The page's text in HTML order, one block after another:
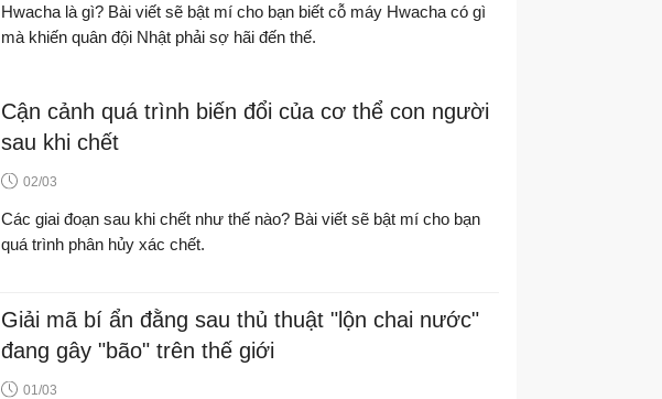
Hwacha là gì? Bài viết sẽ bật mí cho bạn biết cỗ máy Hwacha có gì
mà khiến quân đội Nhật phải sợ hãi đến thế.
Cận cảnh quá trình biến đổi của cơ thể con người
sau khi chết
02/03
Các giai đoạn sau khi chết như thế nào? Bài viết sẽ bật mí cho bạn
quá trình phân hủy xác chết.
Giải mã bí ẩn đằng sau thủ thuật "lộn chai nước"
đang gây "bão" trên thế giới
01/03